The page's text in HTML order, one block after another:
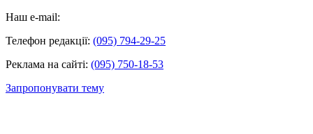
Наш e-mail:
Телефон редакції: (095) 794-29-25
Реклама на сайті: (095) 750-18-53
Запропонувати тему